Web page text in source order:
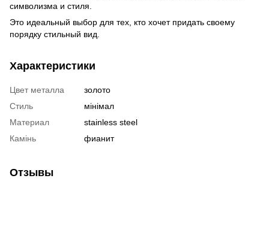
символизма и стиля.
Это идеальный выбор для тех, кто хочет придать своему
порядку стильный вид.
Характеристики
Цвет металла
золото
Стиль
мінімал
Материал
stainless steel
Камінь
фианит
Отзывы